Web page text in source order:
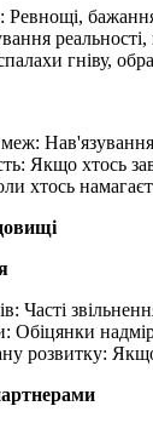
Ревнощі,
спалахи гніву,
Нав'язування
Якщо хтось
хтось
Часті
Обіцянки
розвитку: